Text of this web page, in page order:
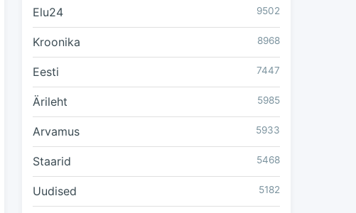
Elu24 9502
Kroonika 8968
Eesti 7447
Ärileht 5985
Arvamus 5933
Staarid 5468
Uudised 5182